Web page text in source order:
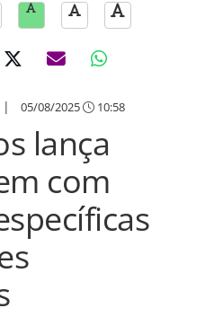
| 05/08/2025 10:58
lança
com